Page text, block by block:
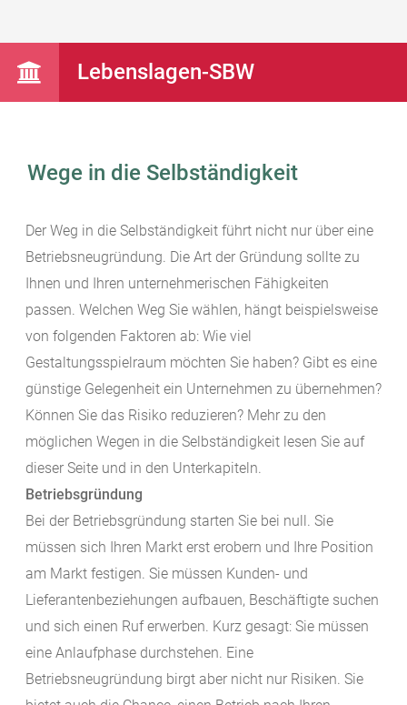
Lebenslagen-SBW
Wege in die Selbständigkeit
Der Weg in die Selbständigkeit führt nicht nur über eine
Betriebsneugründung. Die Art der Gründung sollte zu
Ihnen und Ihren unternehmerischen Fähigkeiten
passen. Welchen Weg Sie wählen, hängt beispielsweise
von folgenden Faktoren ab: Wie viel
Gestaltungsspielraum möchten Sie haben? Gibt es eine
günstige Gelegenheit ein Unternehmen zu übernehmen?
Können Sie das Risiko reduzieren? Mehr zu den
möglichen Wegen in die Selbständigkeit lesen Sie auf
dieser Seite und in den Unterkapiteln.
Betriebsgründung
Bei der Betriebsgründung starten Sie bei null. Sie
müssen sich Ihren Markt erst erobern und Ihre Position
am Markt festigen. Sie müssen Kunden- und
Lieferantenbeziehungen aufbauen, Beschäftigte suchen
und sich einen Ruf erwerben. Kurz gesagt: Sie müssen
eine Anlaufphase durchstehen. Eine
Betriebsneugründung birgt aber nicht nur Risiken. Sie